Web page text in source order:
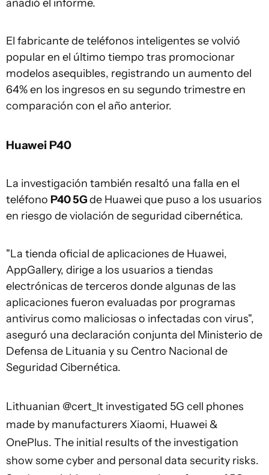
añadió el informe.
El fabricante de teléfonos inteligentes se volvió
popular en el último tiempo tras promocionar
modelos asequibles, registrando un aumento del
64% en los ingresos en su segundo trimestre en
comparación con el año anterior.
Huawei P40
La investigación también resaltó una falla en el
teléfono P40 5Gde Huawei que puso a los usuarios
en riesgo de violación de seguridad cibernética.
"La tienda oficial de aplicaciones de Huawei,
AppGallery, dirige a los usuarios a tiendas
electrónicas de terceros donde algunas de las
aplicaciones fueron evaluadas por programas
antivirus como maliciosas o infectadas con virus",
aseguró una declaración conjunta del Ministerio de
Defensa de Lituania y su Centro Nacional de
Seguridad Cibernética.
Lithuanian @cert_lt investigated 5G cell phones
made by manufacturers Xiaomi, Huawei &
OnePlus. The initial results of the investigation
show some cyber and personal data security risks.